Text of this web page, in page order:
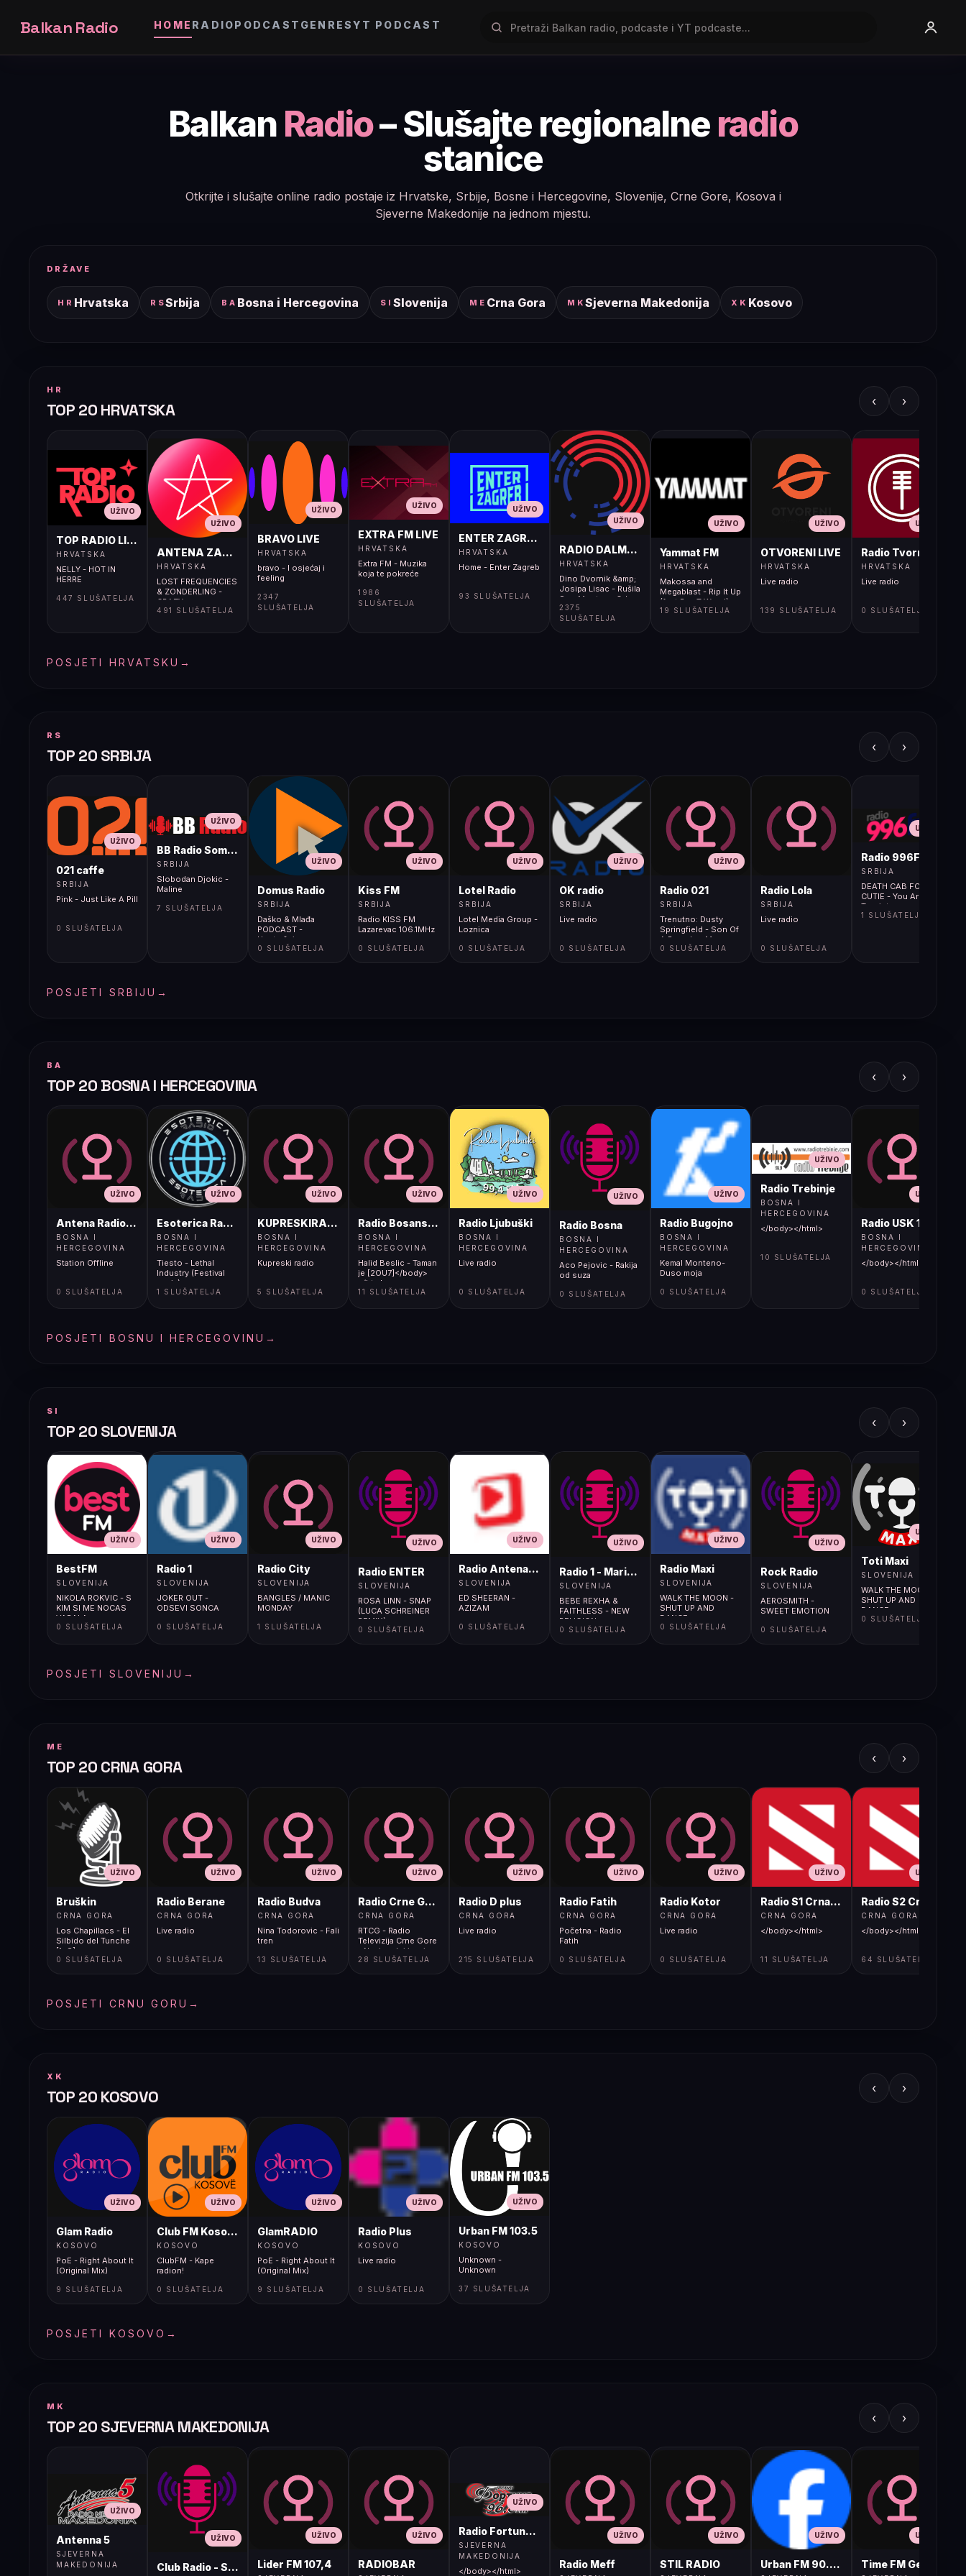
Balkan Radio HOME RADIOPODCAST GENRESYT PODCAST
Balkan Radio– Slušajte regionalne radio
stanice
Otkrijte i slušajte online radio postaje iz Hrvatske, Srbije, Bosne i Hercegovine, Slovenije, Crne Gore, Kosova i
Sjeverne Makedonije na jednom mjestu.
DRŽAVE
HR Hrvatska RSSrbija BA Bosna i Hercegovina SI Slovenija ME Crna Gora MKSjeverna Makedonija XK Kosovo
HR
TOP 20 HRVATSKA ‹ ›
UŽIVO
TOP RADIO LIVE
HRVATSKA
NELLY - HOT IN
HERRE
447 SLUŠATELJA
UŽIVO
ANTENA ZAGREB LIVE
HRVATSKA
LOST FREQUENCIES
& ZONDERLING -
CRAZY
491 SLUŠATELJA
UŽIVO
BRAVO LIVE
HRVATSKA
bravo - I osjećaj i
feeling
2347
SLUŠATELJA
UŽIVO
EXTRA FM LIVE
HRVATSKA
Extra FM - Muzika
koja te pokreće
1986
SLUŠATELJA
UŽIVO
ENTER ZAGREB LIVE
HRVATSKA
Home - Enter Zagreb
93 SLUŠATELJA
UŽIVO
RADIO DALMACIJA LIVE
HRVATSKA
Dino Dvornik &amp;
Josipa Lisac - Rušila
Sam Mostove Od
Sna</body></html>
2375
SLUŠATELJA
UŽIVO
Yammat FM
HRVATSKA
Makossa and
Megablast - Rip It Up
(feat Ras T Weed)
19 SLUŠATELJA
UŽIVO
OTVORENI LIVE
HRVATSKA
Live radio
139 SLUŠATELJA
UŽIVO
Radio Tvornica
HRVATSKA
Live radio
0 SLUŠATELJA
POSJETI HRVATSKU →
RS
TOP 20 SRBIJA ‹ ›
UŽIVO
021 caffe
SRBIJA
Pink - Just Like A Pill
0 SLUŠATELJA
UŽIVO
BB Radio Sombor
SRBIJA
Slobodan Djokic -
Maline
7 SLUŠATELJA
UŽIVO
Domus Radio
SRBIJA
Daško & Mlađa
PODCAST -
Unutrašnja
emigracija 317
0 SLUŠATELJA
UŽIVO
Kiss FM
SRBIJA
Radio KISS FM
Lazarevac 106.1MHz
0 SLUŠATELJA
UŽIVO
Lotel Radio
SRBIJA
Lotel Media Group -
Loznica
0 SLUŠATELJA
UŽIVO
OK radio
SRBIJA
Live radio
0 SLUŠATELJA
UŽIVO
Radio 021
SRBIJA
Trenutno: Dusty
Springfield - Son Of
A Preacher Man
0 SLUŠATELJA
Radio Lola
SRBIJA
Live radio
0 SLUŠATELJA
UŽIVO
Radio 996FM
SRBIJA
DEATH CAB FOR
CUTIE - You Are a
Tourist
1 SLUŠATELJA
POSJETI SRBIJU →
BA
TOP 20 BOSNA I HERCEGOVINA ‹ ›
UŽIVO
Antena Radio, Jelah Tešanj
BOSNA I
HERCEGOVINA
Station Offline
0 SLUŠATELJA
UŽIVO
Esoterica Radio S1
BOSNA I
HERCEGOVINA
Tiesto - Lethal
Industry (Festival
remix)
1 SLUŠATELJA
UŽIVO
KUPRESKIRADIO
BOSNA I
HERCEGOVINA
Kupreski radio
5 SLUŠATELJA
UŽIVO
Radio Bosanski Brod
BOSNA I
HERCEGOVINA
Halid Beslic - Taman
je [2OU7]</body>
</html>
11 SLUŠATELJA
UŽIVO
Radio Ljubuški
BOSNA I
HERCEGOVINA
Live radio
0 SLUŠATELJA
UŽIVO
Radio Bosna
BOSNA I
HERCEGOVINA
Aco Pejovic - Rakija
od suza
0 SLUŠATELJA
UŽIVO
Radio Bugojno
BOSNA I
HERCEGOVINA
Kemal Monteno-
Duso moja
0 SLUŠATELJA
UŽIVO
Radio Trebinje
BOSNA I
HERCEGOVINA
</body></html>
10 SLUŠATELJA
UŽIVO
Radio USK 1
BOSNA I
HERCEGOVINA
</body></html>
0 SLUŠATELJA
POSJETI BOSNU I HERCEGOVINU →
SI
TOP 20 SLOVENIJA ‹ ›
UŽIVO
BestFM
SLOVENIJA
NIKOLA ROKVIC - S
KIM SI ME NOCAS
VARALA
0 SLUŠATELJA
UŽIVO
Radio 1
SLOVENIJA
JOKER OUT -
ODSEVI SONCA
0 SLUŠATELJA
UŽIVO
Radio City
SLOVENIJA
BANGLES / MANIC
MONDAY
1 SLUŠATELJA
UŽIVO
Radio ENTER
SLOVENIJA
ROSA LINN - SNAP
(LUCA SCHREINER
REMIX)
0 SLUŠATELJA
UŽIVO
Radio Antena (105.2MHz)
SLOVENIJA
ED SHEERAN -
AZIZAM
0 SLUŠATELJA
UŽIVO
Radio 1 - Maribor (107.9MHz)
SLOVENIJA
BEBE REXHA &
FAITHLESS - NEW
RELIGION
0 SLUŠATELJA
UŽIVO
Radio Maxi
SLOVENIJA
WALK THE MOON -
SHUT UP AND
DANCE
0 SLUŠATELJA
UŽIVO
Rock Radio
SLOVENIJA
AEROSMITH -
SWEET EMOTION
0 SLUŠATELJA
UŽIVO
Toti Maxi
SLOVENIJA
WALK THE MOON -
SHUT UP AND
DANCE
0 SLUŠATELJA
POSJETI SLOVENIJU →
ME
TOP 20 CRNA GORA ‹ ›
UŽIVO
Bruškin
CRNA GORA
Los Chapillacs - El
Silbido del Tunche
[1gS]
0 SLUŠATELJA
UŽIVO
Radio Berane
CRNA GORA
Live radio
0 SLUŠATELJA
UŽIVO
Radio Budva
CRNA GORA
Nina Todorovic - Fali
tren
13 SLUŠATELJA
UŽIVO
Radio Crne Gore 1
CRNA GORA
RTCG - Radio
Televizija Crne Gore
- Nacionalni javni
servis
28 SLUŠATELJA
UŽIVO
Radio D plus
CRNA GORA
Live radio
215 SLUŠATELJA
UŽIVO
Radio Fatih
CRNA GORA
Početna - Radio
Fatih
0 SLUŠATELJA
UŽIVO
Radio Kotor
CRNA GORA
Live radio
0 SLUŠATELJA
UŽIVO
Radio S1 Crna Gora
CRNA GORA
</body></html>
11 SLUŠATELJA
UŽIVO
Radio S2 Crna Gora
CRNA GORA
</body></html>
64 SLUŠATELJA
POSJETI CRNU GORU →
XK
TOP 20 KOSOVO ‹ ›
UŽIVO
Glam Radio
KOSOVO
PoE - Right About It
(Original Mix)
9 SLUŠATELJA
UŽIVO
Club FM Kosovë
KOSOVO
ClubFM - Kape
radion!
0 SLUŠATELJA
UŽIVO
GlamRADIO
KOSOVO
PoE - Right About It
(Original Mix)
9 SLUŠATELJA
UŽIVO
Radio Plus
KOSOVO
Live radio
0 SLUŠATELJA
UŽIVO
Urban FM 103.5
KOSOVO
Unknown -
Unknown
37 SLUŠATELJA
POSJETI KOSOVO →
MK
TOP 20 SJEVERNA MAKEDONIJA ‹ ›
UŽIVO
Antenna 5
SJEVERNA
MAKEDONIJA
UŽIVO
Club Radio - Skopje, Mcedonia
UŽIVO
Lider FM 107,4
UŽIVO
RADIOBAR
UŽIVO
Radio Fortuna 96.8 FM
SJEVERNA
MAKEDONIJA
</body></html>
UŽIVO
Radio Meff
UŽIVO
STIL RADIO
UŽIVO
Urban FM 90.8 Skopje
UŽIVO
Time FM Gevgelija